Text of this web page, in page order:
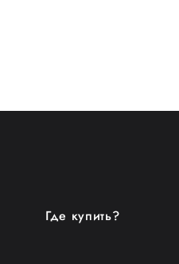
Где купить?